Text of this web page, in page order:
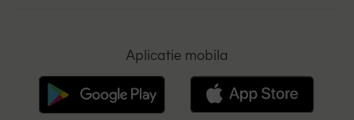
Aplicatie mobila